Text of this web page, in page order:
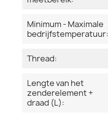
Minimum - Maximale
bedrijfstemperatuur:
Thread:
Lengte van het
zenderelement +
draad (L):